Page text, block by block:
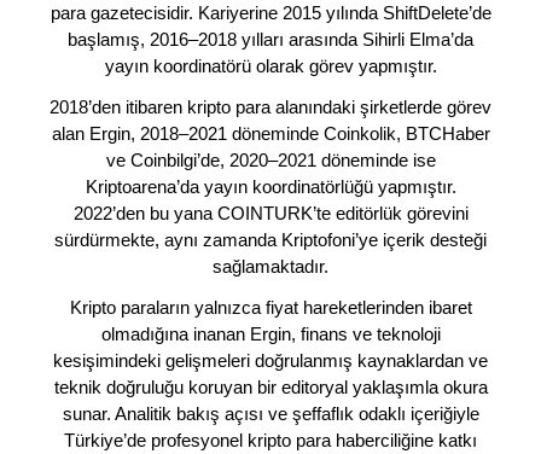
para gazetecisidir. Kariyerine 2015 yılında ShiftDelete’de
başlamış, 2016–2018 yılları arasında Sihirli Elma’da
yayın koordinatörü olarak görev yapmıştır.
2018’den itibaren kripto para alanındaki şirketlerde görev
alan Ergin, 2018–2021 döneminde Coinkolik, BTCHaber
ve Coinbilgi’de, 2020–2021 döneminde ise
Kriptoarena’da yayın koordinatörlüğü yapmıştır.
2022’den bu yana COINTURK’te editörlük görevini
sürdürmekte, aynı zamanda Kriptofoni’ye içerik desteği
sağlamaktadır.
Kripto paraların yalnızca fiyat hareketlerinden ibaret
olmadığına inanan Ergin, finans ve teknoloji
kesişimindeki gelişmeleri doğrulanmış kaynaklardan ve
teknik doğruluğu koruyan bir editoryal yaklaşımla okura
sunar. Analitik bakış açısı ve şeffaflık odaklı içeriğiyle
Türkiye’de profesyonel kripto para haberciliğine katkı